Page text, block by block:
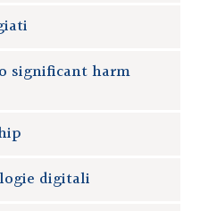
significant harm
digitali